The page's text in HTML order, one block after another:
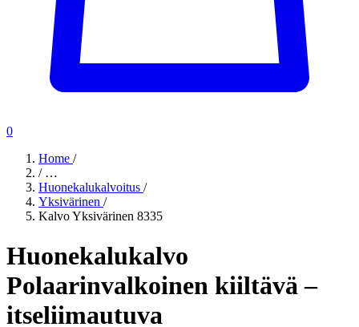
0
Home /
/ …
Huonekalukalvoitus /
Yksivärinen /
Kalvo Yksivärinen 8335
Huonekalukalvo
Polaarinvalkoinen kiiltävä –
itseliimautuva